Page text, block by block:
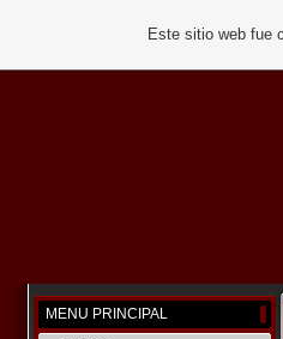
MENU PRINCIPAL
Este sitio web fue